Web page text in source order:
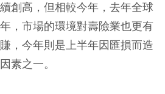
創高，但相較今年，去年全球
，市場的環境對壽險業也更有
，今年則是上半年因匯損而造
素之一。